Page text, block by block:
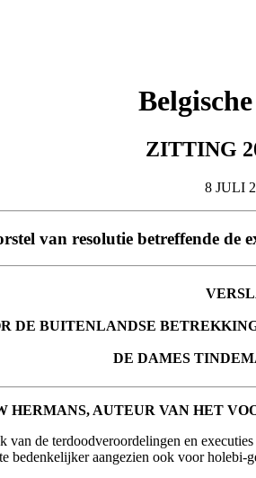
ZITTING
8 JULI
van resolutie betreffende de
DE BUITENLANDSE
DE DAMES
AUTEUR VAN HET
de terdoodveroordelingen en
bedenkelijker aangezien ook voor holebi-